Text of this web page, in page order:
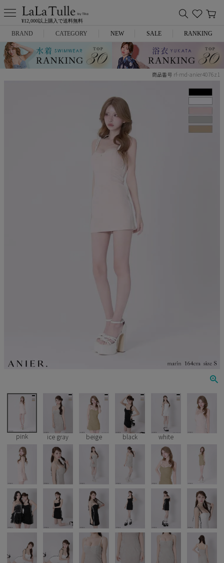
¥12,000以上購入で送料無料
BRAND
Anella
JENNNY
COMEX
Rechercher
CATEGORY
ミニドレス
NEW SALE RANKING
商品番号 rf-md-anier4076z1
pink ice gray beige black white